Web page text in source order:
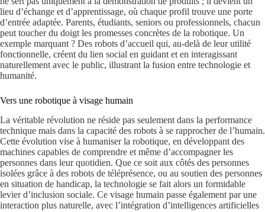
lieu d’échange et d’apprentissage, où chaque profil trouve une porte
d’entrée adaptée. Parents, étudiants, seniors ou professionnels, chacun
peut toucher du doigt les promesses concrètes de la robotique. Un
exemple marquant ? Des robots d’accueil qui, au-delà de leur utilité
fonctionnelle, créent du lien social en guidant et en interagissant
naturellement avec le public, illustrant la fusion entre technologie et
humanité.
Vers une robotique à visage humain
La véritable révolution ne réside pas seulement dans la performance
technique mais dans la capacité des robots à se rapprocher de l’humain.
Cette évolution vise à humaniser la robotique, en développant des
machines capables de comprendre et même d’accompagner les
personnes dans leur quotidien. Que ce soit aux côtés des personnes
isolées grâce à des robots de téléprésence, ou au soutien des personnes
en situation de handicap, la technologie se fait alors un formidable
levier d’inclusion sociale. Ce visage humain passe également par une
interaction plus naturelle, avec l’intégration d’intelligences artificielles